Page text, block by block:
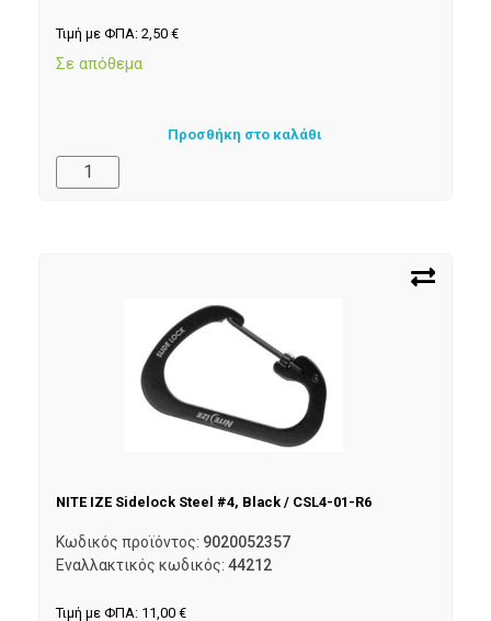
Τιμή με ΦΠΑ: 2,50 €
Σε απόθεμα
Προσθήκη στο καλάθι
NITE IZE Sidelock Steel #4, Black / CSL4-01-R6
Κωδικός προϊόντος: 9020052357
Εναλλακτικός κωδικός: 44212
Τιμή με ΦΠΑ: 11,00 €